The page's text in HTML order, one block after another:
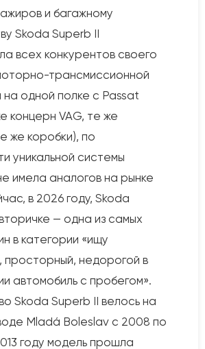
и багажному
Skoda Superb II
всех конкурентов своего
трансмиссионной
одной полке с Passat
концерн VAG, те же
же коробки), по
уникальной системы
имела аналогов на рынке
в 2026 году, Skoda
— одна из самых
в категории «ищу
просторный, недорогой в
автомобиль с пробегом».
Skoda Superb II велось на
Mladá Boleslav с 2008 по
году модель прошла